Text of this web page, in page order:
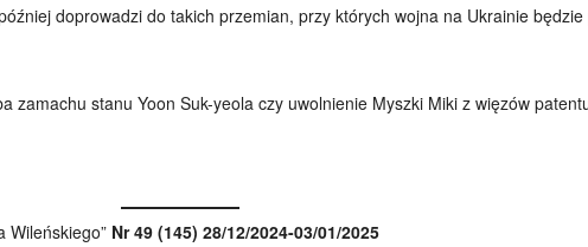
doprowadzi do takich przemian, przy których wojna na Ukrainie
zamachu stanu Yoon Suk-yeola czy uwolnienie Myszki Miki z więzów
Wileńskiego” Nr 49 (145) 28/12/2024-03/01/2025